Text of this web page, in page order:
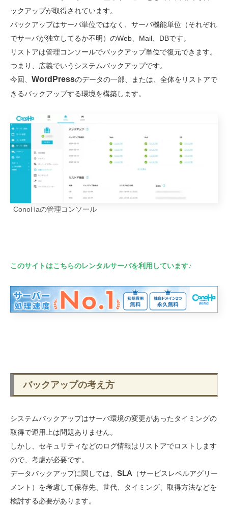
ックアップが取得されています。
バックアップはサーバ単位ではなく、サーバ機能単位（それぞれ
でサーバが独立してるか不明）のWeb、Mail、DBです。
リストアは管理コンソールでバックアップ単位で復元できます。
つまり、広義でいうシステムバックアップです。
今回、 WordPressのデータの一部、または、全体をリストアで
きるバックアップする環境を構築します。
ConoHaの管理コンソール
このサイトはこちらのレンタルサーバを利用しています♪
バックアップの考え方
システムバックアップはサーバ環境の変更があったタイミングの
取得で運用上は問題ありません。
しかし、セキュリティなどのログ情報はリストアでロストします
ので、考慮が必要です。
データバックアップに関しては、 SLA （サービスレベルアグリー
メント）を考慮して保存先、世代、タイミング、取得方法などを
検討する必要があります。